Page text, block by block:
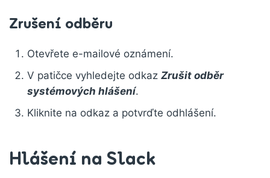
Zrušení odběru
Otevřete e-mailové oznámení.
V patičce vyhledejte odkaz Zrušit odběr
systémových hlášení.
Kliknite na odkaz a potvrďte odhlášení.
Hlášení na Slack